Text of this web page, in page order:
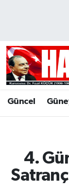
Güncel
4.
Hava
Trafik
Son